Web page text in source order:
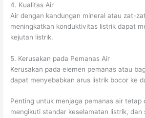
4. Kualitas Air
Air dengan kandungan mineral atau zat-
meningkatkan konduktivitas listrik dapat
kejutan listrik.
5. Kerusakan pada Pemanas Air
Kerusakan pada elemen pemanas atau
dapat menyebabkan arus listrik bocor ke
Penting untuk menjaga pemanas air tetap
mengikuti standar keselamatan listrik,